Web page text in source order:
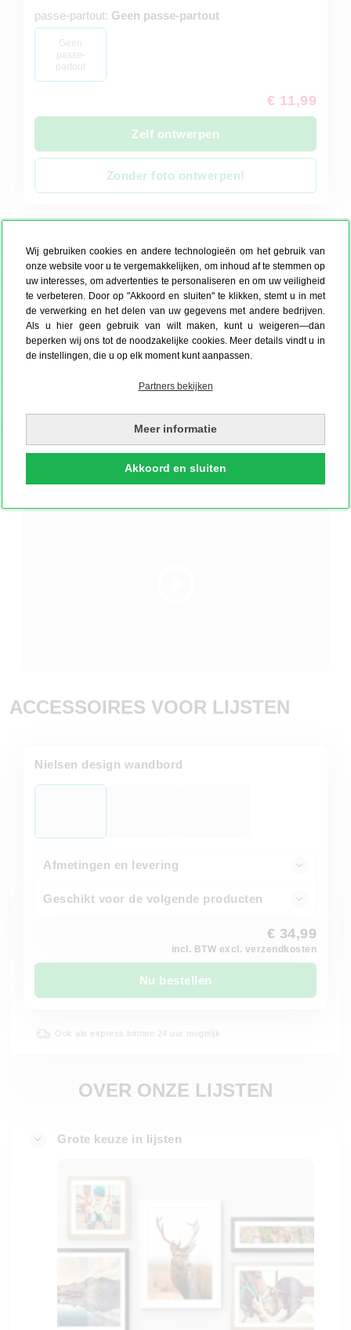
Wij gebruiken cookies en andere technologieën om het gebruik van
onze website voor u te vergemakkelijken, om inhoud af te stemmen op
uw interesses, om advertenties te personaliseren en om uw veiligheid
te verbeteren. Door op "Akkoord en sluiten" te klikken, stemt u in met
de verwerking en het delen van uw gegevens met andere bedrijven.
Als u hier geen gebruik van wilt maken, kunt u weigeren—dan
beperken wij ons tot de noodzakelijke cookies. Meer details vindt u in
de instellingen, die u op elk moment kunt aanpassen.
Partners bekijken
Meer informatie
Akkoord en sluiten
passe-partout: Geen passe-partout
Geen
passe-
partout
€ 11,99
Zelf ontwerpen
Zonder foto ontwerpen!
Productietijd 4 werkdagen
ONZE KLANTENFOTO'S
films rechts, moderne
Jord uit Rotterdam
Great printi ans
Hoss
ACCESSOIRES VOOR LIJSTEN
Nielsen design wandbord
Afmetingen en levering
Geschikt voor de volgende producten
€ 34,99
incl. BTW excl. verzendkosten
Nu bestellen
Ook als express binnen 24 uur mogelijk
OVER ONZE LIJSTEN
Grote keuze in lijsten